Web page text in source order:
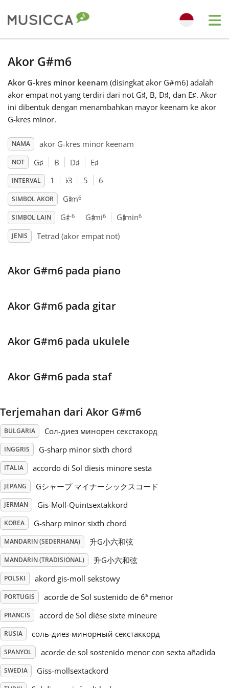
Български
Dansk
English
Español
Italiano
日本語
Polski
Português
Tiếng Việt
Türkçe
繁體中文
Akor G#m6
Akor G-kres minor keenam (disingkat akor G#m6) adalah
akor empat not yang terdiri dari not G♯, B, D♯, dan E♯. Akor
ini dibentuk dengan menambahkan mayor keenam ke akor
G-kres minor.
NAMA akor G-kres minor keenam
NOT G♯ B D♯ E♯
INTERVAL 1 ♭3 5 6
SIMBOL AKOR G♯m6
SIMBOL LAIN G♯–6 G♯mi6 G♯min6
JENIS Tetrad (akor empat not)
Akor G#m6 pada piano
Akor G#m6 pada gitar
Akor G#m6 pada ukulele
Akor G#m6 pada staf
Terjemahan dari Akor G#m6
BULGARIA Сол-диез минорен секстакорд
INGGRIS G-sharp minor sixth chord
ITALIA accordo di Sol diesis minore sesta
JEPANG Gシャープ マイナーシックスコード
JERMAN Gis-Moll-Quintsextakkord
KOREA G-sharp minor sixth chord
MANDARIN (SEDERHANA) 升G小六和弦
MANDARIN (TRADISIONAL) 升G小六和弦
POLSKI akord gis-moll sekstowy
PORTUGIS acorde de Sol sustenido de 6ª menor
PRANCIS accord de Sol dièse sixte mineure
RUSIA соль-диез-минорный секстаккорд
SPANYOL acorde de sol sostenido menor con sexta añadida
SWEDIA Giss-mollsextackord